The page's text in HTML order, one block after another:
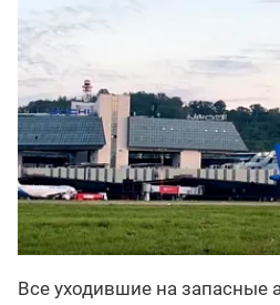
Все уходившие на